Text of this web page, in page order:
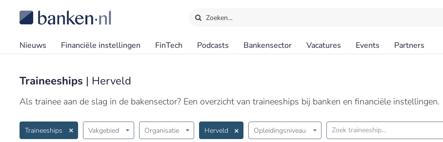
Zoeken…
Nieuws Financiële instellingen FinTech Podcasts Bankensector Vacatures Events Partners
Traineeships | Herveld
Als trainee aan de slag in de bakensector? Een overzicht van traineeships bij banken en financiële instellingen.
Traineeships Vakgebied Organisatie Herveld Opleidingsniveau